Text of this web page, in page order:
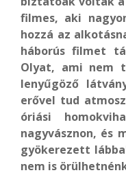
filmes, aki
hozzá az
háborús filmet
Olyat, ami nem
lenyűgöző
erővel tud
óriási
nagyvásznon, és
gyökerezett
nem is